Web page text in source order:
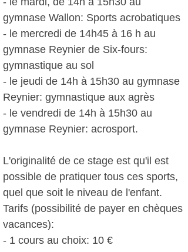
gymnase Wallon: Sports acrobatiques
- le mercredi de 14h45 à 16 h au
gymnase Reynier de Six-fours:
gymnastique au sol
- le jeudi de 14h à 15h30 au gymnase
Reynier: gymnastique aux agrès
- le vendredi de 14h à 15h30 au
gymnase Reynier: acrosport.
L'originalité de ce stage est qu'il est
possible de pratiquer tous ces sports,
quel que soit le niveau de l'enfant.
Tarifs (possibilité de payer en chèques
vacances):
- 1 cours au choix: 10 €